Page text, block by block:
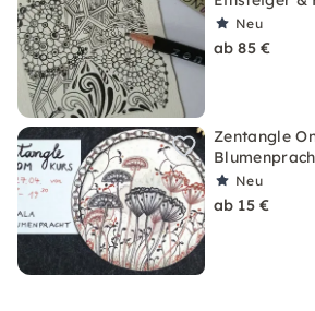
Neu
ab 85 €
Zentangle
Neu
ab 15 €